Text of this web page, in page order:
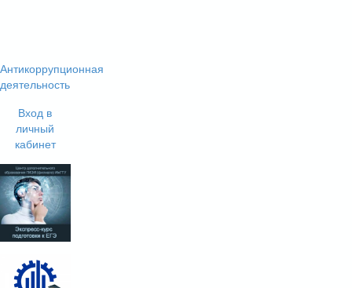
Антикоррупционная
деятельность
Вход в
личный
кабинет